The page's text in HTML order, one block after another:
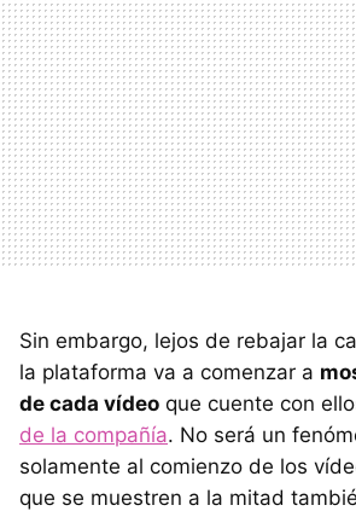
Sin embargo, lejos de rebajar la
la plataforma va a comenzar a
de cada vídeo que cuente con
de la compañía. No será un
solamente al comienzo de los
que se muestren a la mitad